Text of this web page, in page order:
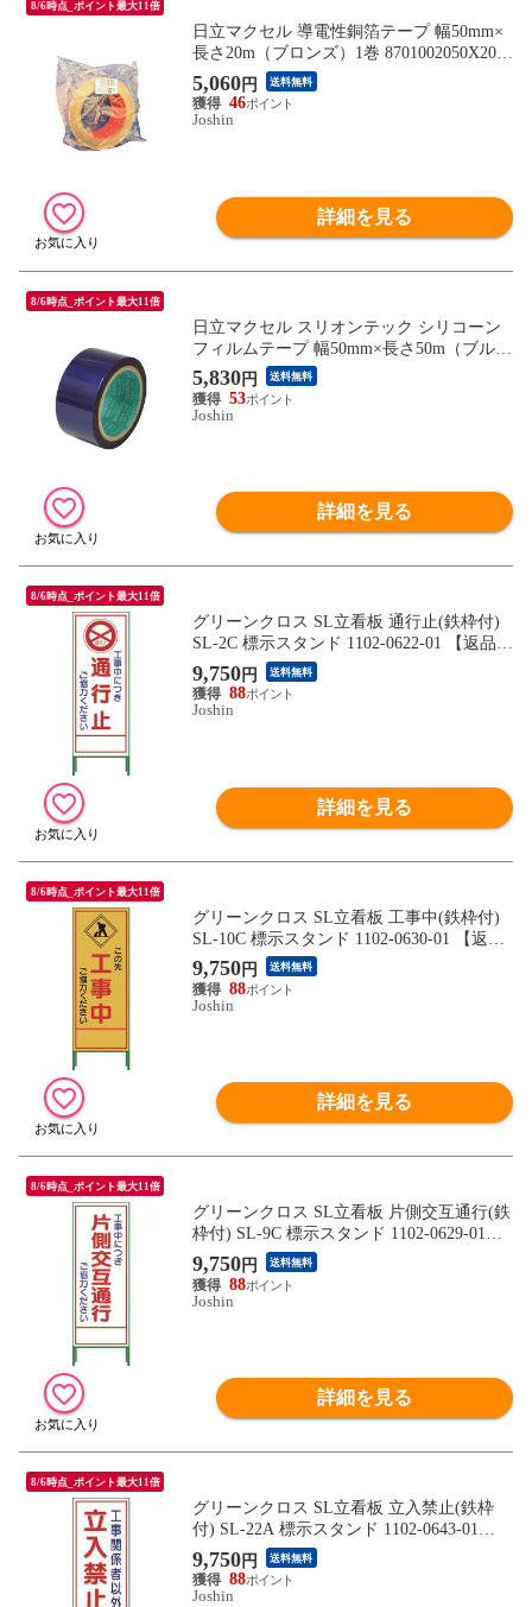
8/6時点_ポイント最大11倍
日立マクセル 導電性銅箔テープ 幅50mm×
長さ20m（ブロンズ）1巻 8701002050X20
【返品種別B】
5,060円 送料無料
46
Joshin
詳細を見る
8/6時点_ポイント最大11倍
日立マクセル スリオンテック シリコーン
フィルムテープ 幅50mm×長さ50m（ブル
ー）1巻 表面保護テープ 626050-NB-20-50X
50 【返品種別B】
5,830円 送料無料
53
Joshin
詳細を見る
8/6時点_ポイント最大11倍
グリーンクロス SL立看板 通行止(鉄枠付)
SL-2C 標示スタンド 1102-0622-01 【返品種
別B】
9,750円 送料無料
88
Joshin
詳細を見る
8/6時点_ポイント最大11倍
グリーンクロス SL立看板 工事中(鉄枠付)
SL-10C 標示スタンド 1102-0630-01 【返品
種別B】
9,750円 送料無料
88
Joshin
詳細を見る
8/6時点_ポイント最大11倍
グリーンクロス SL立看板 片側交互通行(鉄
枠付) SL-9C 標示スタンド 1102-0629-01
【返品種別B】
9,750円 送料無料
88
Joshin
詳細を見る
8/6時点_ポイント最大11倍
グリーンクロス SL立看板 立入禁止(鉄枠
付) SL-22A 標示スタンド 1102-0643-01
【返品種別B】
9,750円 送料無料
88
Joshin